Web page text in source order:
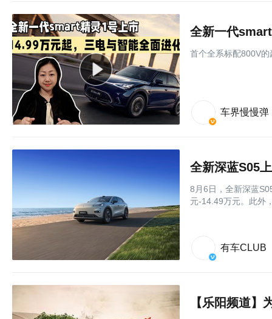
⾸个全系标配800V的
车界慢慢弹
全新深蓝S05
8月6日，全新深蓝
元-14.49万元。此外
有车CLUB